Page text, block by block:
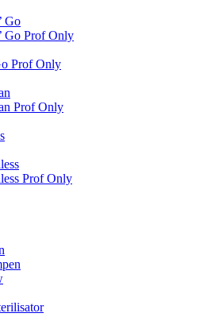
Go
Go Prof Only
Prof Only
Prof Only
Prof Only